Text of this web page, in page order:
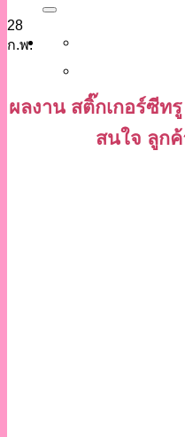
28
ก.พ.
ผลงาน สติ๊กเกอร์ซีท
สนใจ ลูก